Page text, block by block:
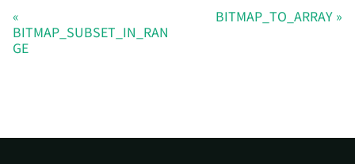
BITMAP_SUBSET_IN_RAN
GE
BITMAP_TO_ARRAY